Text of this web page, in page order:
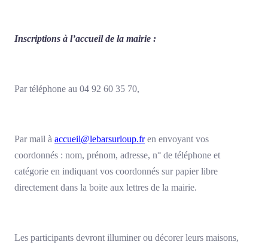
Inscriptions à l’accueil de la mairie :
Par téléphone au 04 92 60 35 70,
Par mail à accueil@lebarsurloup.fren envoyant vos
coordonnés : nom, prénom, adresse, n° de téléphone et
catégorie en indiquant vos coordonnés sur papier libre
directement dans la boite aux lettres de la mairie.
Les participants devront illuminer ou décorer leurs maisons,